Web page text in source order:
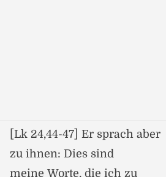
[Lk 24,44-47] Er sprach aber
zu ihnen: Dies sind
meine Worte, die ich zu